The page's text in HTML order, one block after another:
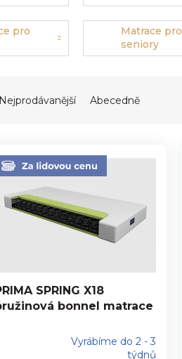
pro
Matrace pro
seniory
Nejprodávanější Abecedně
SPRING X18
bonnel matrace
Vyrábíme do 2 - 3
týdnů